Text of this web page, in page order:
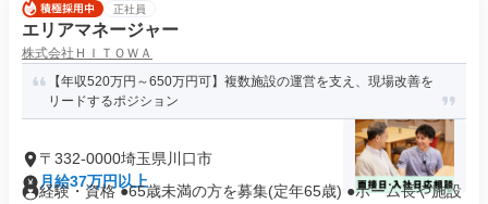
正社員
エリアマネージャー
株式会社ＨＩＴＯＷＡ
【年収520万円～650万円可】複数施設の運営を支え、現場改善を
リードするポジション
〒332-0000埼玉県川口市
月給37万円以上
経験・資格 ●65歳未満の方を募集(定年65歳) ●ホーム長や施設